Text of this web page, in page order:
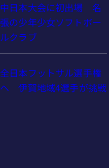
中日本大会に初出場 名
張の少年少女ソフトボー
ルクラブ
全日本フットサル選手権
へ 伊賀地域4選手が挑戦